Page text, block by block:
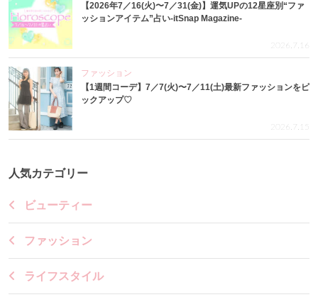
【2026年7／16(火)〜7／31(金)】運気UPの12星座別“ファ
ッションアイテム”占い-itSnap Magazine-
2026.7.16
ファッション
【1週間コーデ】7／7(火)〜7／11(土)最新ファッションをピ
ックアップ♡
2026.7.15
人気カテゴリー
ビューティー
ファッション
ライフスタイル